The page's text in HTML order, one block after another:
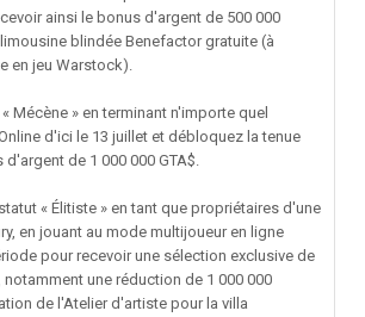
ainsi le bonus d'argent de 500 000
blindée Benefactor gratuite (à
en jeu Warstock).
Mécène » en terminant n'importe quel
d'ici le 13 juillet et débloquez la tenue
d'argent de 1 000 000 GTA$.
« Élitiste » en tant que propriétaires d'une
en jouant au mode multijoueur en ligne
pour recevoir une sélection exclusive de
une réduction de 1 000 000
de l'Atelier d'artiste pour la villa